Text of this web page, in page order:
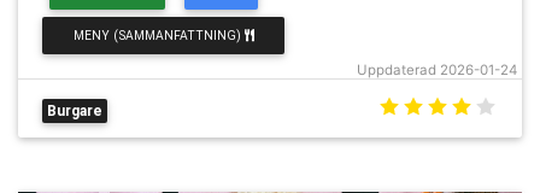
Uppdaterad 2026-01-24
MENY (SAMMANFATTNING)
Burgare